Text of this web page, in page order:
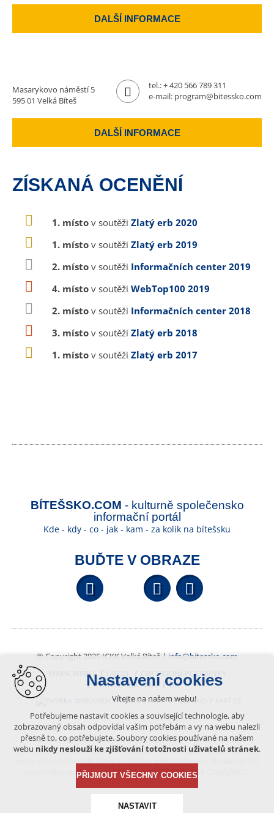
DALŠÍ INFORMACE
Masarykovo náměstí 5
595 01 Velká Bíteš
tel.:+ 420 566 789 311
e-mail: program@bitessko.com
DALŠÍ INFORMACE
ZÍSKANÁ OCENĚNÍ
1. místo v soutěži Zlatý erb 2020
1. místo v soutěži Zlatý erb 2019
2. místo v soutěži Informačních center 2019
4. místo v soutěži WebTop100 2019
2. místo v soutěži Informačních center 2018
3. místo v soutěži Zlatý erb 2018
1. místo v soutěži Zlatý erb 2017
BÍTEŠSKO.COM - kulturně společensko
informační portál
Kde - kdy - co - jak - kam - za kolik na bítešsku
BUĎTE V OBRAZE
Facebook YouTube
© Copyright 2026 ICKK Velká Bíteš | info@bitessko.com
MAPA WEBU
ÚVOD
OBCHODNÍ PODMÍNKY
PORTÁL OBČANA
GIS
VYTVOŘENO V XART.CZ
Obsah tohoto portálu je chráněn autorským právem, které
vykonává vydavatel. Jakékoliv užití článků a fotografií z této podoby
písemného souhlasu vydavatele – BÍTEŠSKO.COM -ZAKÁZÁNO.
Nastavení cookies
Vítejte na našem webu!
Potřebujeme nastavit cookies a související technologie, aby
zobrazovaný obsah odpovídal vašim potřebám a vy na webu nalezli
přesně to, co potřebujete. Soubory cookies používané na našem
webu nikdy neslouží ke zjišťování totožnosti uživatelů stránek.
PŘIJMOUT VŠECHNY COOKIES
NASTAVIT